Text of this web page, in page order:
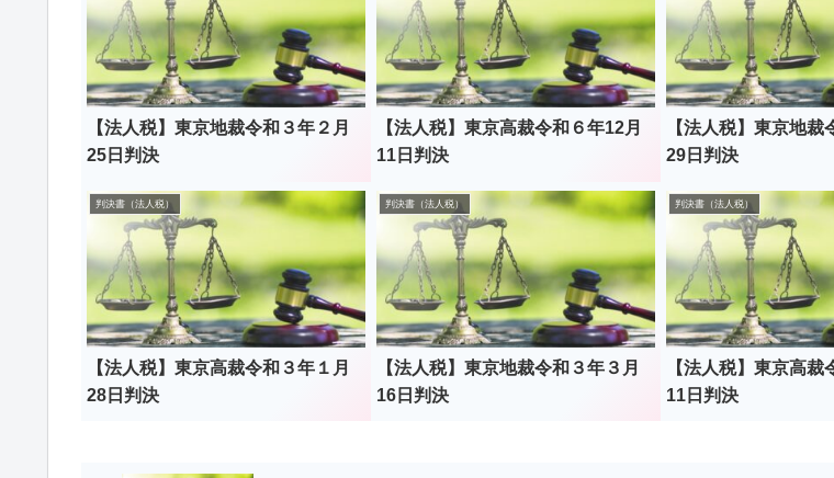
【法人税】東京地裁令和３年２月
25日判決
【法人税】東京高裁令和６年12月
11日判決
【法人税】東京地裁
29日判決
判決書（法人税）
【法人税】東京高裁令和３年１月
28日判決
判決書（法人税）
【法人税】東京地裁令和３年３月
16日判決
判決書（法人税）
【法人税】東京高裁
11日判決